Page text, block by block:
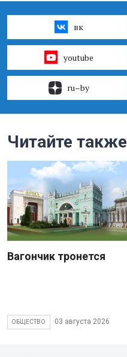
вк
youtube
ru–by
Читайте также
Вагончик тронется
ОБЩЕСТВО 03 августа 2026